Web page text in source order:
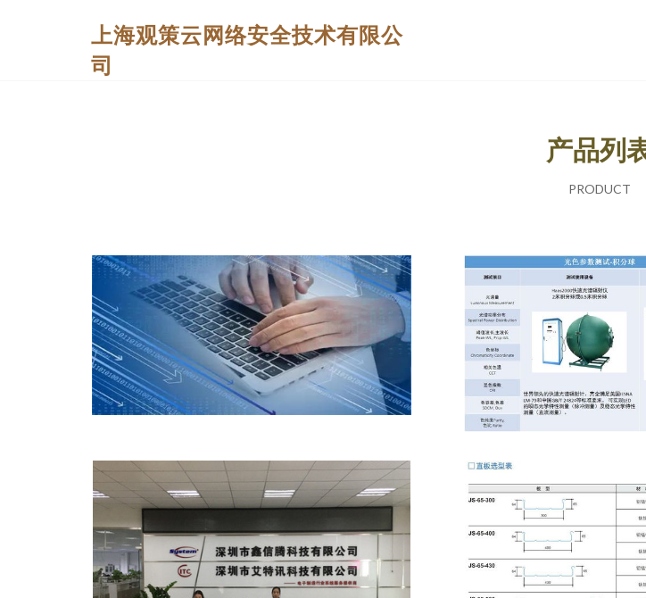
上海观策云网络安全技术有限公
司
产品列
PRODUCT